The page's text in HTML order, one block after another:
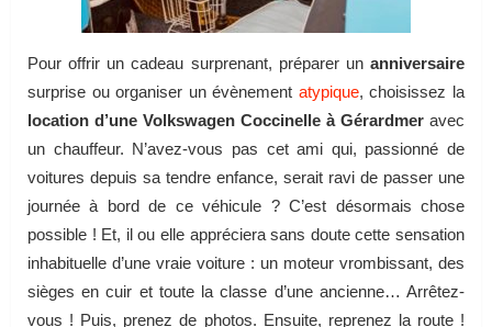
Pour offrir un cadeau surprenant, préparer un anniversaire
surprise ou organiser un évènement atypique, choisissez la
location d’une Volkswagen Coccinelle à Gérardmer avec
un chauffeur. N’avez-vous pas cet ami qui, passionné de
voitures depuis sa tendre enfance, serait ravi de passer une
journée à bord de ce véhicule ? C’est désormais chose
possible ! Et, il ou elle appréciera sans doute cette sensation
inhabituelle d’une vraie voiture : un moteur vrombissant, des
sièges en cuir et toute la classe d’une ancienne… Arrêtez-
vous ! Puis, prenez de photos. Ensuite, reprenez la route !